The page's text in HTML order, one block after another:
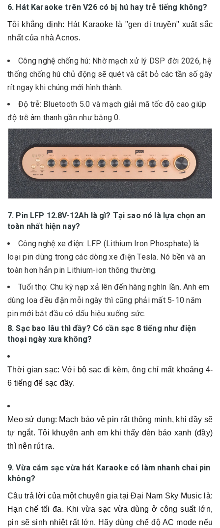
6. Hát Karaoke trên V26 có bị hú hay trễ tiếng không?
Tôi khẳng định: Hát Karaoke là "gen di truyền" xuất sắc
nhất của nhà Acnos.
Công nghệ chống hú: Nhờ mạch xử lý DSP đời 2026, hệ
thống chống hú chủ động sẽ quét và cắt bỏ các tần số gây
rít ngay khi chúng mới hình thành.
Độ trễ: Bluetooth 5.0 và mạch giải mã tốc độ cao giúp
độ trễ âm thanh gần như bằng 0.
7. Pin LFP 12.8V-12Ah là gì? Tại sao nó là lựa chọn an
toàn nhất hiện nay?
Công nghệ xe điện: LFP (Lithium Iron Phosphate) là
loại pin dùng trong các dòng xe điện Tesla. Nó bền và an
toàn hơn hẳn pin Lithium-ion thông thường.
Tuổi thọ: Chu kỳ nạp xả lên đến hàng nghìn lần. Anh em
dùng loa đều đặn mỗi ngày thì cũng phải mất 5-10 năm
pin mới bắt đầu có dấu hiệu xuống sức.
8. Sạc bao lâu thì đầy? Có cần sạc 8 tiếng như điện
thoại ngày xưa không?
Thời gian sạc: Với bộ sạc đi kèm, ông chỉ mất khoảng 4-
6 tiếng để sạc đầy.
Mẹo sử dụng: Mạch bảo vệ pin rất thông minh, khi đầy sẽ
tự ngắt. Tôi khuyên anh em khi thấy đèn báo xanh (đầy)
thì nên rút ra.
9. Vừa cắm sạc vừa hát Karaoke có làm nhanh chai pin
không?
Câu trả lời của một chuyên gia tại Đại Nam Sky Music là:
Hạn chế tối đa. Khi vừa sạc vừa dùng ở công suất lớn,
pin sẽ sinh nhiệt rất lớn. Hãy dùng chế độ AC mode nếu